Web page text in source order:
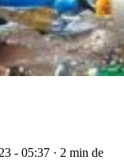
- 05:37 · 2 min de